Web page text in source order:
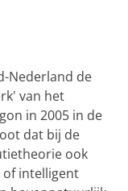
Nederland de
van het
in 2005 in de
dat bij de
ook
of intelligent